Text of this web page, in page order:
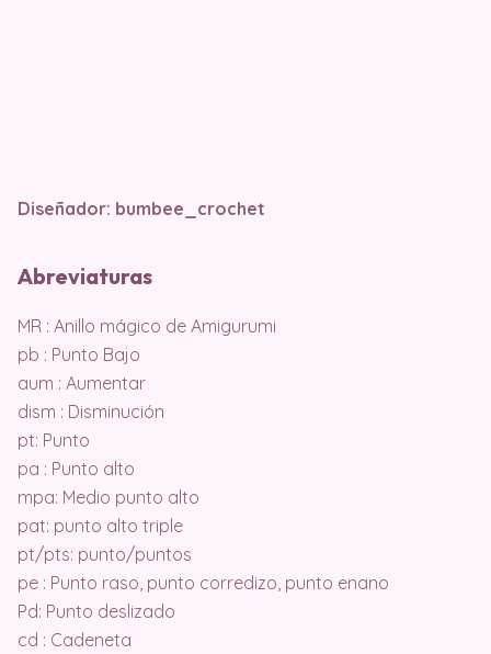
Diseñador: bumbee_crochet
Abreviaturas
MR : Anillo mágico de Amigurumi
pb : Punto Bajo
aum : Aumentar
dism : Disminución
pt: Punto
pa : Punto alto
mpa: Medio punto alto
pat: punto alto triple
pt/pts: punto/puntos
pe : Punto raso, punto corredizo, punto enano
Pd: Punto deslizado
cd : Cadeneta